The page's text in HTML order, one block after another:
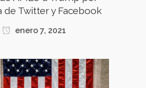
de Twitter y Facebook
enero 7, 2021